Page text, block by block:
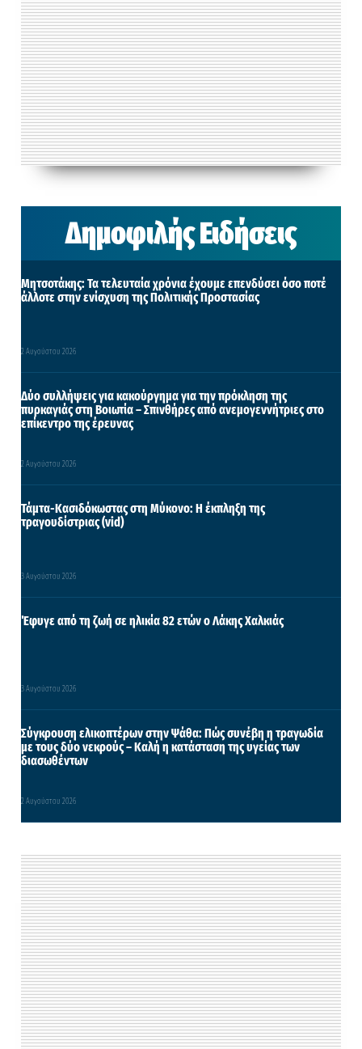
Δημοφιλής Ειδήσεις
Μητσοτάκης: Τα τελευταία χρόνια έχουμε επενδύσει όσο ποτέ
άλλοτε στην ενίσχυση της Πολιτικής Προστασίας
2 Αυγούστου 2026
Δύο συλλήψεις για κακούργημα για την πρόκληση της
πυρκαγιάς στη Βοιωτία – Σπινθήρες από ανεμογεννήτριες στο
επίκεντρο της έρευνας
2 Αυγούστου 2026
Τάμτα-Κασιδόκωστας στη Μύκονο: Η έκπληξη της
τραγουδίστριας (vid)
3 Αυγούστου 2026
Έφυγε από τη ζωή σε ηλικία 82 ετών ο Λάκης Χαλκιάς
3 Αυγούστου 2026
Σύγκρουση ελικοπτέρων στην Ψάθα: Πώς συνέβη η τραγωδία
με τους δύο νεκρούς – Καλή η κατάσταση της υγείας των
διασωθέντων
2 Αυγούστου 2026